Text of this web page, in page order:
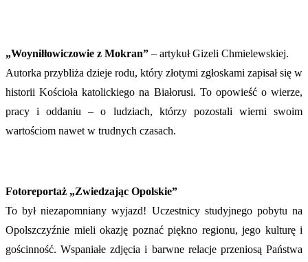
„Woyniłłowiczowie z Mokran” – artykuł Gizeli Chmielewskiej.
Autorka przybliża dzieje rodu, który złotymi zgłoskami zapisał się w
historii Kościoła katolickiego na Białorusi. To opowieść o wierze,
pracy i oddaniu – o ludziach, którzy pozostali wierni swoim
wartościom nawet w trudnych czasach.
Fotoreportaż „Zwiedzając Opolskie”
To był niezapomniany wyjazd! Uczestnicy studyjnego pobytu na
Opolszczyźnie mieli okazję poznać piękno regionu, jego kulturę i
gościnność. Wspaniałe zdjęcia i barwne relacje przeniosą Państwa